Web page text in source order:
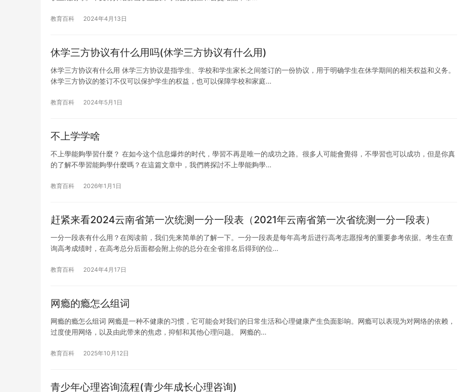
教育百科 2024年4月13日
休学三方协议有什么用吗(休学三方协议有什么用)
休学三方协议有什么用 休学三方协议是指学生、学校和学生家长之间签订的一份协议，用于明确学生在休学期间的相关权益和义务。
休学三方协议的签订不仅可以保护学生的权益，也可以保障学校和家庭…
教育百科 2024年5月1日
不上学学啥
不上學能夠學習什麼？ 在如今这个信息爆炸的时代，學習不再是唯一的成功之路。很多人可能會覺得，不學習也可以成功，但是你真
的了解不學習能夠學什麼嗎？在這篇文章中，我們將探討不上學能夠學…
教育百科 2026年1月1日
赶紧来看2024云南省第一次统测一分一段表（2021年云南省第一次省统测一分一段表）
一分一段表有什么用？在阅读前，我们先来简单的了解一下。一分一段表是每年高考后进行高考志愿报考的重要参考依据。考生在查
询高考成绩时，在高考总分后面都会附上你的总分在全省排名后得到的位…
教育百科 2024年4月17日
网瘾的瘾怎么组词
网瘾的瘾怎么组词 网瘾是一种不健康的习惯，它可能会对我们的日常生活和心理健康产生负面影响。网瘾可以表现为对网络的依赖，
过度使用网络，以及由此带来的焦虑，抑郁和其他心理问题。 网瘾的…
教育百科 2025年10月12日
青少年心理咨询流程(青少年成长心理咨询)